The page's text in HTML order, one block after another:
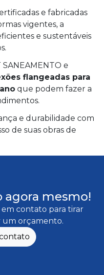
e fabricadas
vigentes, a
e sustentáveis
e
flangeadas para
que podem fazer a
e durabilidade com
de suas obras de
agora mesmo!
contato para tirar
um orçamento.